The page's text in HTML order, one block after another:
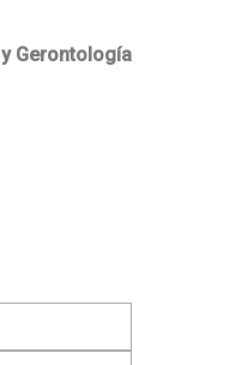
Gerontología